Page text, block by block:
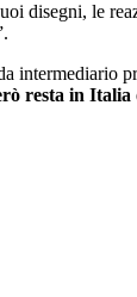
disegni, le
intermediario
resta in Italia